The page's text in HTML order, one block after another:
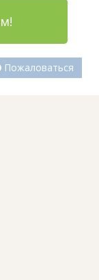
Пожаловаться